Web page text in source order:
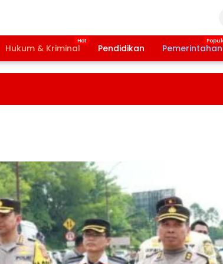
Hukum & Kriminal Pendidikan Pemerintahan